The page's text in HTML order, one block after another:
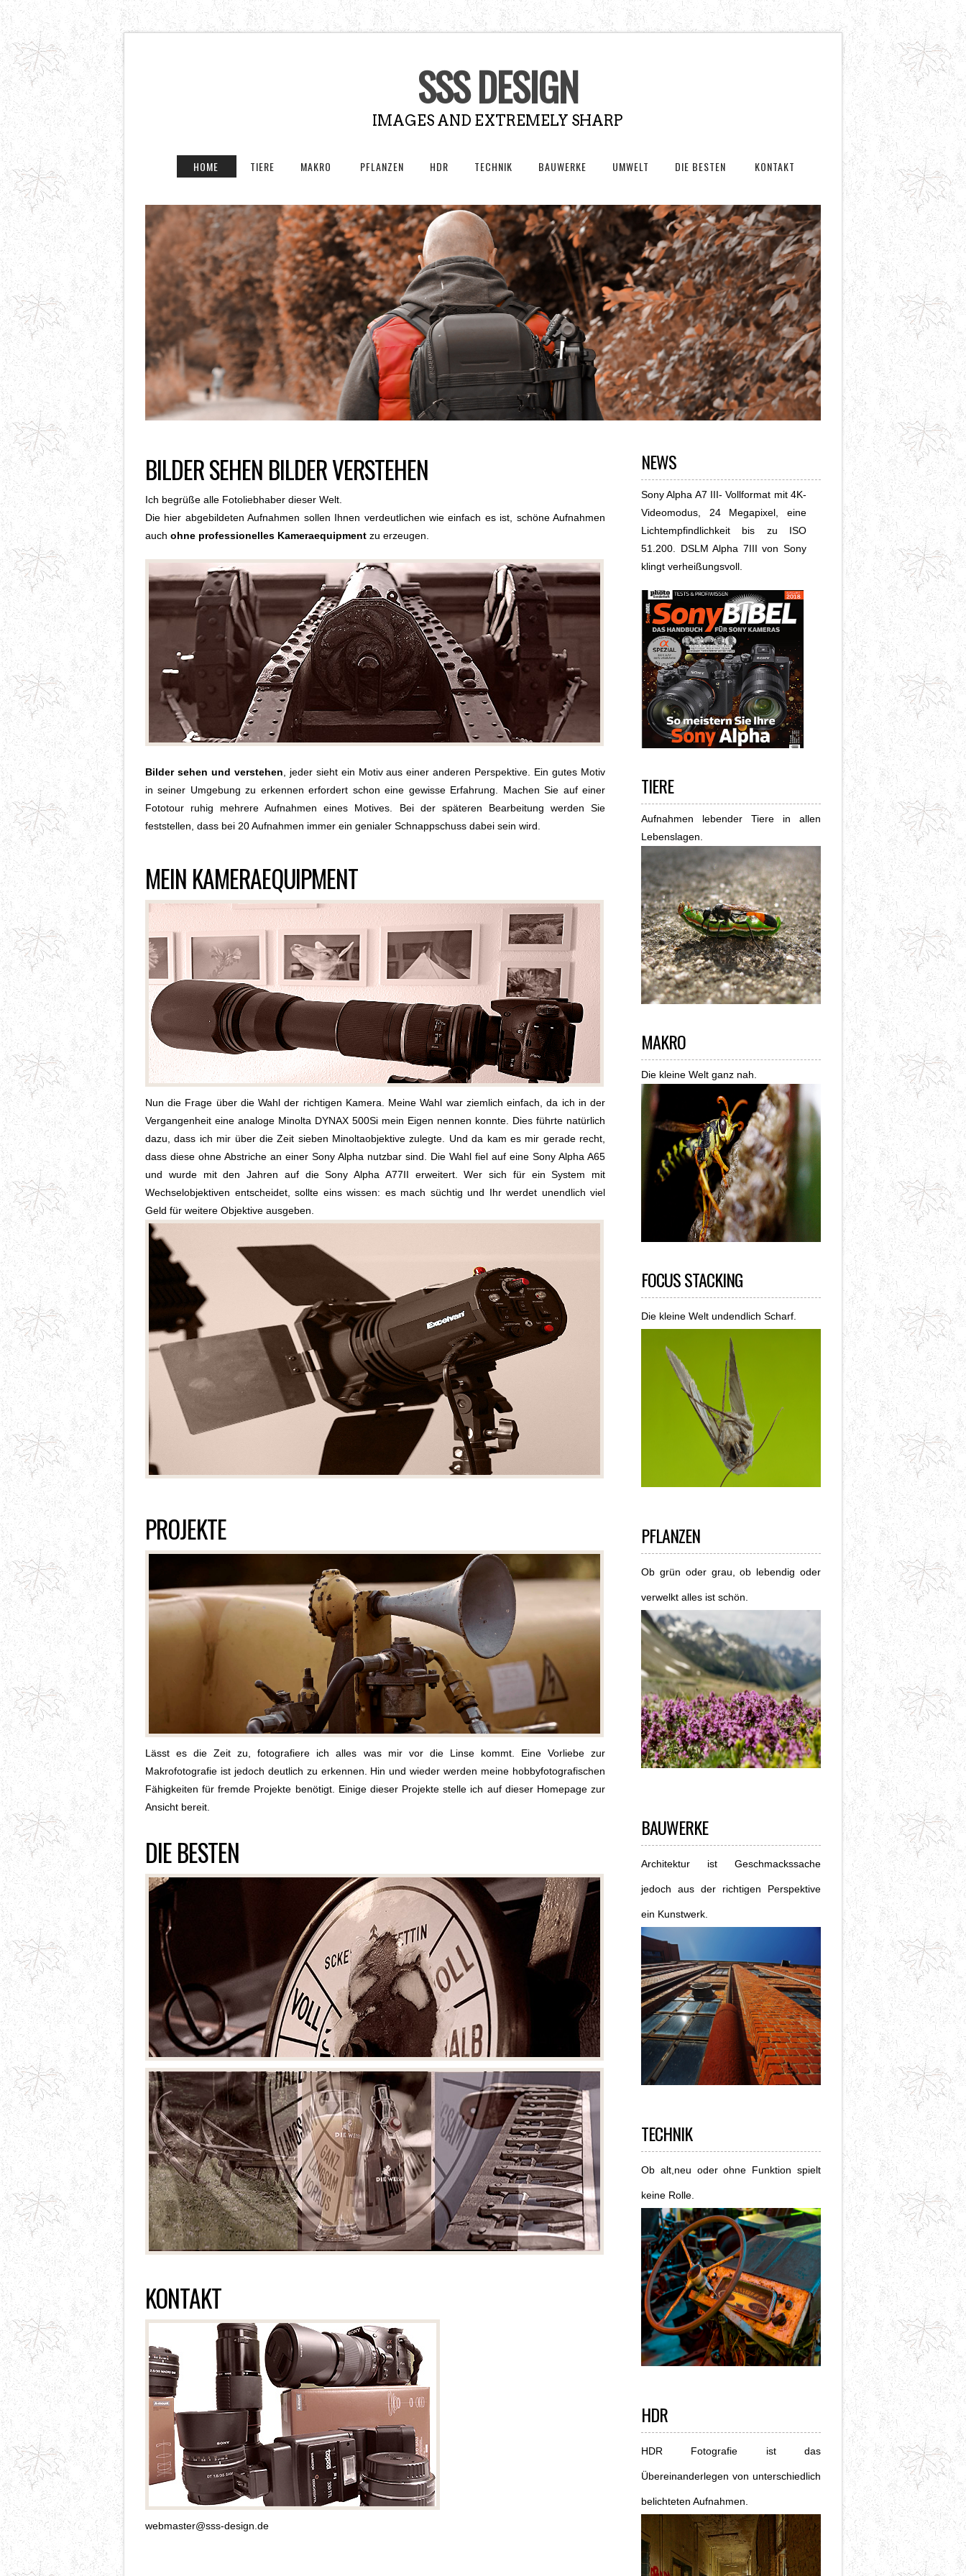
SSS DESIGN
IMAGES AND EXTREMELY SHARP
HOME TIERE MAKRO PFLANZEN HDR TECHNIK BAUWERKE UMWELT DIE BESTEN KONTAKT
BILDER SEHEN BILDER VERSTEHEN
Ich begrüße alle Fotoliebhaber dieser Welt.
Die hier abgebildeten Aufnahmen sollen Ihnen verdeutlichen wie einfach es ist, schöne Aufnahmen
auch ohne professionelles Kameraequipment zu erzeugen.
Bilder sehen und verstehen
jeder sieht ein Motiv aus einer anderen Perspektive. Ein gutes Motiv
in seiner Umgebung zu erkennen erfordert schon eine gewisse Erfahrung. Machen Sie auf einer
Fototour ruhig mehrere Aufnahmen eines Motives. Bei der späteren Bearbeitung werden Sie
feststellen, dass bei 20 Aufnahmen immer ein genialer Schnappschuss dabei sein wird.
MEIN KAMERAEQUIPMENT
Nun die Frage über die Wahl der richtigen Kamera. Meine Wahl war ziemlich einfach, da ich in der
Vergangenheit eine analoge Minolta DYNAX 500Si mein Eigen nennen konnte. Dies führte natürlich
dazu, dass ich mir über die Zeit sieben Minoltaobjektive zulegte. Und da kam es mir gerade recht,
dass diese ohne Abstriche an einer Sony Alpha nutzbar sind. Die Wahl fiel auf eine Sony Alpha A65
und wurde mit den Jahren auf die Sony Alpha A77II erweitert. Wer sich für ein System mit
Wechselobjektiven entscheidet, sollte eins wissen: es mach süchtig und Ihr werdet unendlich viel
Geld für weitere Objektive ausgeben.
PROJEKTE
Lässt es die Zeit zu, fotografiere ich alles was mir vor die Linse kommt. Eine Vorliebe zur
Makrofotografie ist jedoch deutlich zu erkennen. Hin und wieder werden meine hobbyfotografischen
Fähigkeiten für fremde Projekte benötigt. Einige dieser Projekte stelle ich auf dieser Homepage zur
Ansicht bereit.
DIE BESTEN
KONTAKT
webmaster@sss-design.de
NEWS
Sony Alpha A7 III- Vollformat mit 4K-
Videomodus, 24 Megapixel, eine
Lichtempfindlichkeit bis zu ISO
51.200. DSLM Alpha 7III von Sony
klingt verheißungsvoll.
TIERE
Aufnahmen lebender Tiere in allen
Lebenslagen.
MAKRO
Die kleine Welt ganz nah.
FOCUS STACKING
Die kleine Welt undendlich Scharf.
PFLANZEN
Ob grün oder grau, ob lebendig oder
verwelkt alles ist schön.
BAUWERKE
Architektur ist Geschmackssache
jedoch aus der richtigen Perspektive
ein Kunstwerk.
TECHNIK
Ob alt,neu oder ohne Funktion spielt
keine Rolle.
HDR
HDR Fotografie ist das
Übereinanderlegen von unterschiedlich
belichteten Aufnahmen.